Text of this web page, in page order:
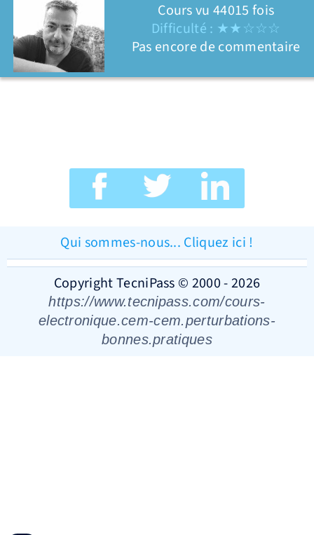
Cours vu 44015 fois
Difficulté : ★★☆☆☆
Pas encore de commentaire
Qui sommes-nous... Cliquez ici !
Copyright TecniPass © 2000 - 2026
https://www.tecnipass.com/cours-
electronique.cem-cem.perturbations-
bonnes.pratiques